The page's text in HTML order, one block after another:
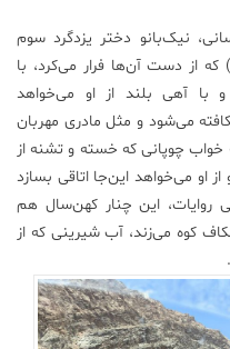
نیک‌بانو دختر یزدگرد سوم
از دست آن‌ها فرار می‌کرد، با
با آهی بلند از او می‌خواهد
می‌شود و مثل مادری مهربان
خواب چوپانی که خسته و تشنه از
او می‌خواهد این‌جا اتاقی بسازد
این چنار کهن‌سال هم
کوه می‌زند، آب شیرینی که از